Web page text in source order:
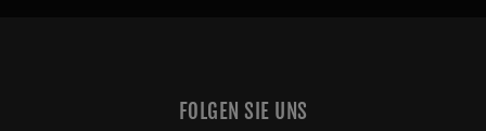
FOLGEN SIE UNS